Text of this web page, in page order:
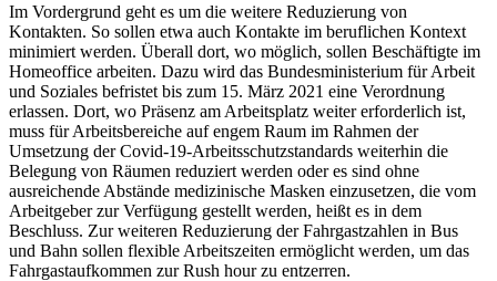
Im Vordergrund geht es um die weitere Reduzierung von
Kontakten. So sollen etwa auch Kontakte im beruflichen Kontext
minimiert werden. Überall dort, wo möglich, sollen Beschäftigte im
Homeoffice arbeiten. Dazu wird das Bundesministerium für Arbeit
und Soziales befristet bis zum 15. März 2021 eine Verordnung
erlassen. Dort, wo Präsenz am Arbeitsplatz weiter erforderlich ist,
muss für Arbeitsbereiche auf engem Raum im Rahmen der
Umsetzung der Covid-19-Arbeitsschutzstandards weiterhin die
Belegung von Räumen reduziert werden oder es sind ohne
ausreichende Abstände medizinische Masken einzusetzen, die vom
Arbeitgeber zur Verfügung gestellt werden, heißt es in dem
Beschluss. Zur weiteren Reduzierung der Fahrgastzahlen in Bus
und Bahn sollen flexible Arbeitszeiten ermöglicht werden, um das
Fahrgastaufkommen zur Rush hour zu entzerren.